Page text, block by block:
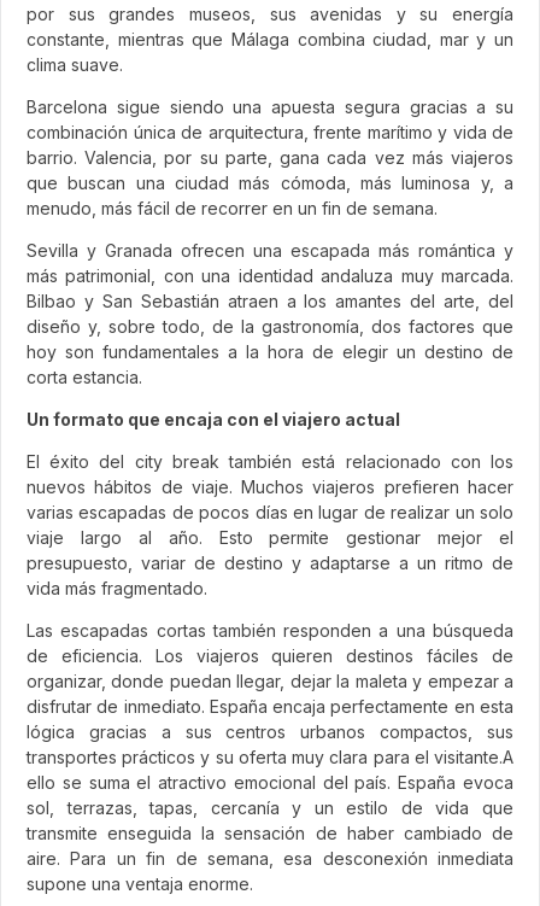
por sus grandes museos, sus avenidas y su energía
constante, mientras que Málaga combina ciudad, mar y un
clima suave.
Barcelona sigue siendo una apuesta segura gracias a su
combinación única de arquitectura, frente marítimo y vida de
barrio. Valencia, por su parte, gana cada vez más viajeros
que buscan una ciudad más cómoda, más luminosa y, a
menudo, más fácil de recorrer en un fin de semana.
Sevilla y Granada ofrecen una escapada más romántica y
más patrimonial, con una identidad andaluza muy marcada.
Bilbao y San Sebastián atraen a los amantes del arte, del
diseño y, sobre todo, de la gastronomía, dos factores que
hoy son fundamentales a la hora de elegir un destino de
corta estancia.
Un formato que encaja con el viajero actual
El éxito del city break también está relacionado con los
nuevos hábitos de viaje. Muchos viajeros prefieren hacer
varias escapadas de pocos días en lugar de realizar un solo
viaje largo al año. Esto permite gestionar mejor el
presupuesto, variar de destino y adaptarse a un ritmo de
vida más fragmentado.
Las escapadas cortas también responden a una búsqueda
de eficiencia. Los viajeros quieren destinos fáciles de
organizar, donde puedan llegar, dejar la maleta y empezar a
disfrutar de inmediato. España encaja perfectamente en esta
lógica gracias a sus centros urbanos compactos, sus
transportes prácticos y su oferta muy clara para el visitante.A
ello se suma el atractivo emocional del país. España evoca
sol, terrazas, tapas, cercanía y un estilo de vida que
transmite enseguida la sensación de haber cambiado de
aire. Para un fin de semana, esa desconexión inmediata
supone una ventaja enorme.